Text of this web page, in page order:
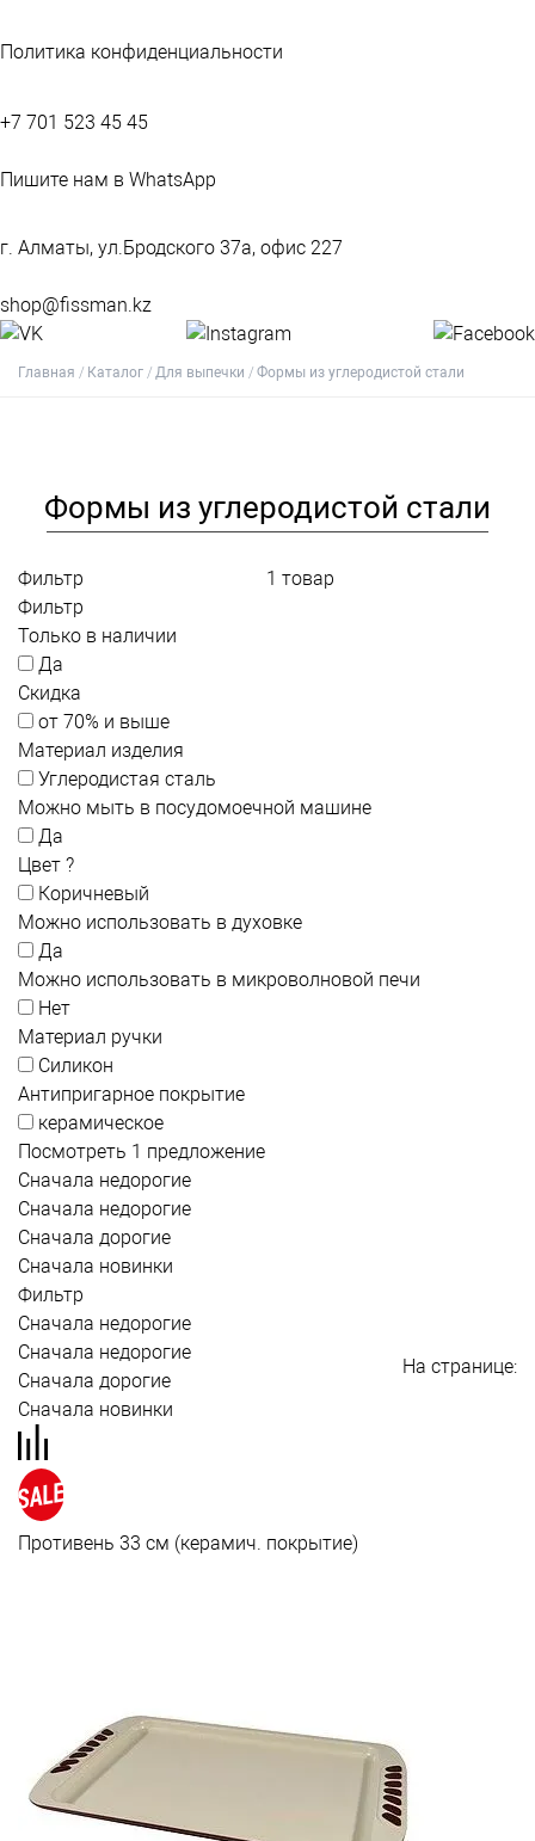
Политика конфиденциальности
+7 701 523 45 45
Пишите нам в WhatsApp
г. Алматы, ул.Бродского 37а, офис 227
shop@fissman.kz
Главная Каталог Для выпечки Формы из углеродистой стали
Формы из углеродистой стали
Фильтр 1 товар
Фильтр
Только в наличии
Да
Скидка
от 70% и выше
Материал изделия
Углеродистая сталь
Можно мыть в посудомоечной машине
Да
Цвет ?
Коричневый
Можно использовать в духовке
Да
Можно использовать в микроволновой печи
Нет
Материал ручки
Силикон
Антипригарное покрытие
керамическое
Посмотреть 1 предложение
Сначала недорогие
Сначала недорогие
Сначала дорогие
Сначала новинки
Фильтр
Сначала недорогие
Сначала недорогие
Сначала дорогие
Сначала новинки
На странице:
Противень 33 см (керамич. покрытие)